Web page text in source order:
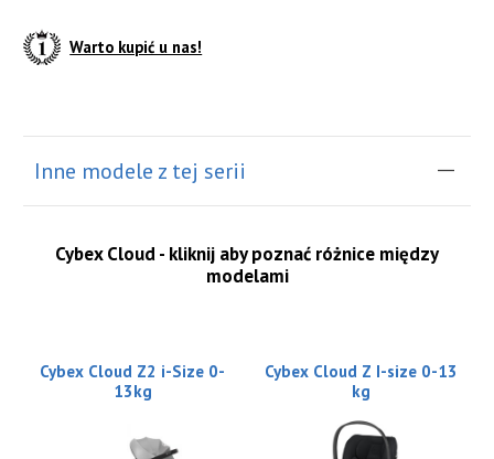
Warto kupić u nas!
Inne modele z tej serii
Cybex Cloud - kliknij aby poznać różnice między
modelami
Cybex Cloud Z2 i-Size 0-
13kg
Cybex Cloud Z I-size 0-13
kg